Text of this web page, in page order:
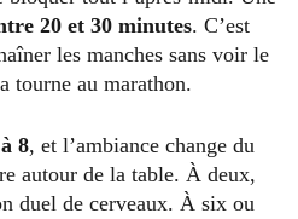
20 et 30 minutes. C’est
les manches sans voir le
tourne au marathon.
8, et l’ambiance change du
autour de la table. À deux,
duel de cerveaux. À six ou